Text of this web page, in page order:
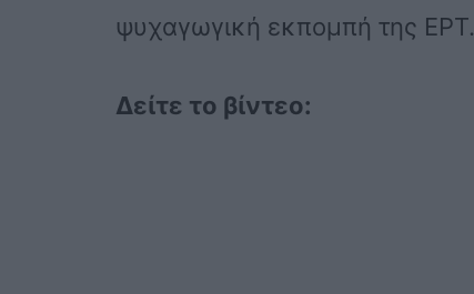
ψυχαγωγική εκπομπή της ΕΡΤ.
Δείτε το βίντεο: